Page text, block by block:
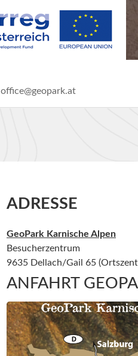
office@geopark.at
ADRESSE
GeoPark Karnische Alpen
Besucherzentrum
9635 Dellach/Gail 65
ANFAHRT